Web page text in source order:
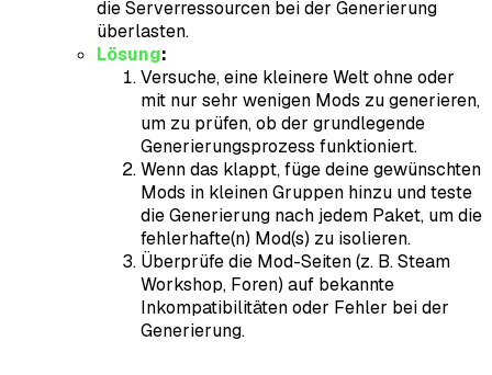
die Serverressourcen bei der Generierung
überlasten.
Lösung:
Versuche, eine kleinere Welt ohne oder
mit nur sehr wenigen Mods zu generieren,
um zu prüfen, ob der grundlegende
Generierungsprozess funktioniert.
Wenn das klappt, füge deine gewünschten
Mods in kleinen Gruppen hinzu und teste
die Generierung nach jedem Paket, um die
fehlerhafte(n) Mod(s) zu isolieren.
Überprüfe die Mod-Seiten (z. B. Steam
Workshop, Foren) auf bekannte
Inkompatibilitäten oder Fehler bei der
Generierung.